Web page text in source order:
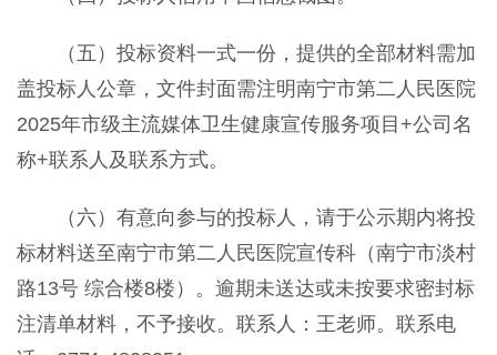
（五）投标资料一式一份，提供的全部材料需加
盖投标人公章，文件封面需注明南宁市第二人民医院
2025年市级主流媒体卫生健康宣传服务项目+公司名
称+联系人及联系方式。
（六）有意向参与的投标人，请于公示期内将投
标材料送至南宁市第二人民医院宣传科（南宁市淡村
路13号 综合楼8楼）。逾期未送达或未按要求密封标
注清单材料，不予接收。联系人：王老师。联系电